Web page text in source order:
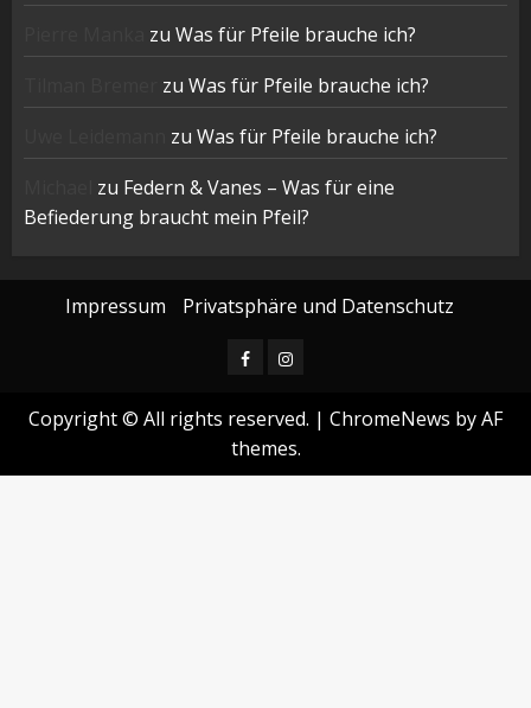
zu Was für Pfeile brauche ich?
zu Was für Pfeile brauche ich?
zu Was für Pfeile brauche ich?
zu Federn & Vanes – Was für eine
Befiederung braucht mein Pfeil?
Impressum Privatsphäre und Datenschutz
FacebookInstagram
Copyright © All rights reserved. | ChromeNews by AF
themes.